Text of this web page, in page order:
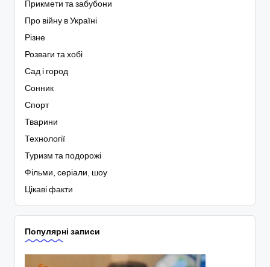
Прикмети та забубони
Про війну в Україні
Різне
Розваги та хобі
Сад і город
Сонник
Спорт
Тварини
Технології
Туризм та подорожі
Фільми, серіали, шоу
Цікаві факти
Популярні записи